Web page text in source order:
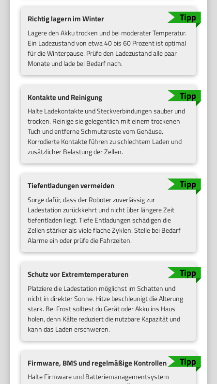
Richtig lagern im Winter
Lagere den Akku trocken und bei moderater Temperatur.
Ein Ladezustand von etwa 40 bis 60 Prozent ist optimal
für die Winterpause. Prüfe den Ladezustand alle paar
Monate und lade bei Bedarf nach.
Kontakte und Reinigung
Halte Ladekontakte und Steckverbindungen sauber und
trocken. Reinige sie gelegentlich mit einem trockenen
Tuch und entferne Schmutzreste vom Gehäuse.
Korrodierte Kontakte führen zu schlechtem Laden und
zusätzlicher Belastung der Zellen.
Tiefentladungen vermeiden
Sorge dafür, dass der Roboter zuverlässig zur
Ladestation zurückkehrt und nicht über längere Zeit
tiefentladen liegt. Tiefe Entladungen schädigen die
Zellen stärker als viele flache Zyklen. Stelle bei Bedarf
Alarme ein oder prüfe die Fahrzeiten.
Schutz vor Extremtemperaturen
Platziere die Ladestation möglichst im Schatten und
nicht in direkter Sonne. Hitze beschleunigt die Alterung
stark. Bei Frost solltest du Gerät oder Akku ins Haus
holen, denn Kälte reduziert die nutzbare Kapazität und
kann das Laden erschweren.
Firmware, BMS und regelmäßige Kontrollen
Halte Firmware und Batteriemanagementsystem